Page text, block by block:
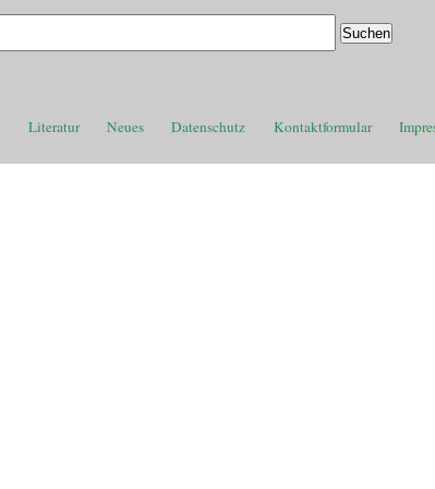
Literatur Neues Datenschutz Kontaktformular